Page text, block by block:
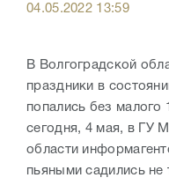
04.05.2022 13:59
В Волгоградской
праздники в
попались без малого
сегодня, 4 мая, в ГУ
области
пьяными садились